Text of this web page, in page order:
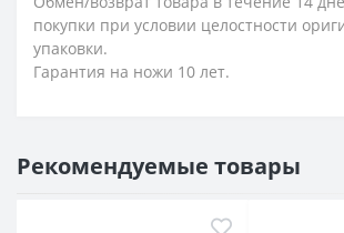
покупки при условии целостности
упаковки.
Гарантия на ножи 10 лет.
Рекомендуемые товары